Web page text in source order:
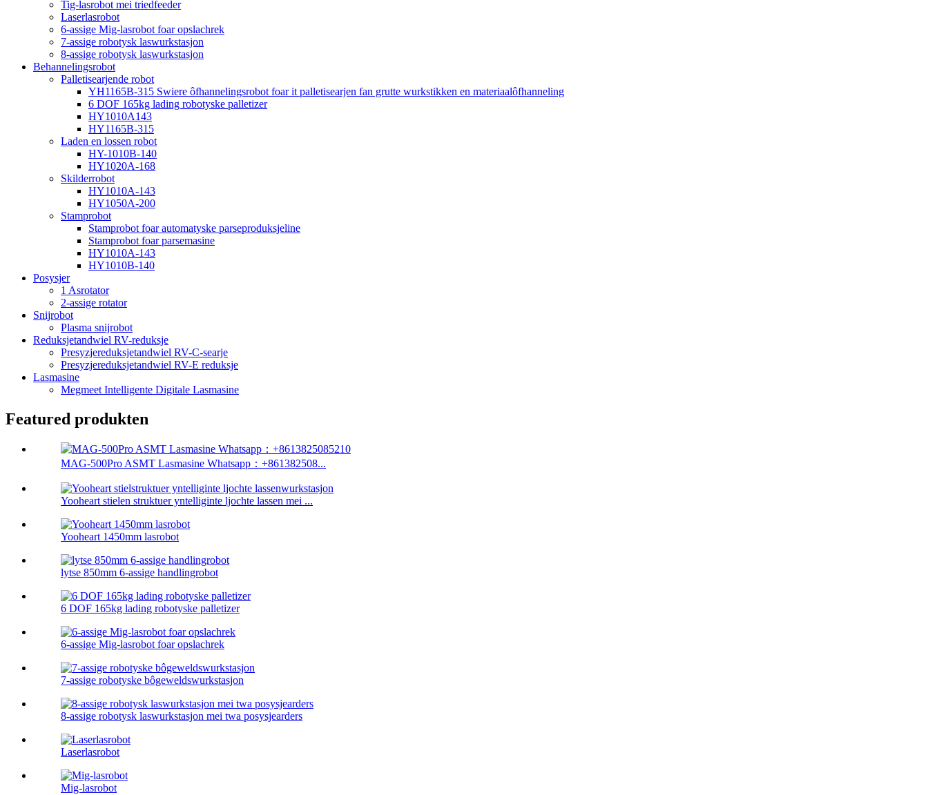
Tig-lasrobot mei triedfeeder
Laserlasrobot
6-assige Mig-lasrobot foar opslachrek
7-assige robotysk laswurkstasjon
8-assige robotysk laswurkstasjon
Behannelingsrobot
Palletisearjende robot
YH1165B-315 Swiere ôfhannelingsrobot foar it palletisearjen fan grutte wurkstikken en materiaalôfhanneling
6 DOF 165kg lading robotyske palletizer
HY1010A143
HY1165B-315
Laden en lossen robot
HY-1010B-140
HY1020A-168
Skilderrobot
HY1010A-143
HY1050A-200
Stamprobot
Stamprobot foar automatyske parseproduksjeline
Stamprobot foar parsemasine
HY1010A-143
HY1010B-140
Posysjer
1 Asrotator
2-assige rotator
Snijrobot
Plasma snijrobot
Reduksjetandwiel RV-reduksje
Presyzjereduksjetandwiel RV-C-searje
Presyzjereduksjetandwiel RV-E reduksje
Lasmasine
Megmeet Intelligente Digitale Lasmasine
Featured produkten
MAG-500Pro ASMT Lasmasine Whatsapp：+861382508...
Yooheart stielen struktuer yntelliginte ljochte lassen mei ...
Yooheart 1450mm lasrobot
lytse 850mm 6-assige handlingrobot
6 DOF 165kg lading robotyske palletizer
6-assige Mig-lasrobot foar opslachrek
7-assige robotyske bôgeweldswurkstasjon
8-assige robotysk laswurkstasjon mei twa posysjearders
Laserlasrobot
Mig-lasrobot